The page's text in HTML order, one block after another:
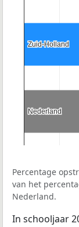
Zuid-Holland
Zuid-Holland
Nederland
Nederland
Percentage
van het
Nederland.
In schooljaar